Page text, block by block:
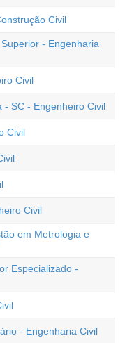
Civil
- Engenharia
Civil
- SC - Engenheiro Civil
Civil
Civil
em Metrologia e
Especializado -
- Engenharia Civil